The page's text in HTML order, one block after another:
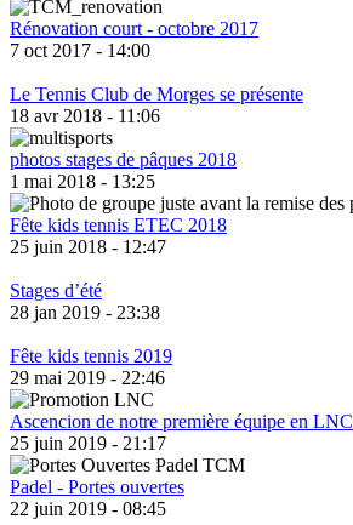
Rénovation court - octobre 2017
7 oct 2017 - 14:00
Le Tennis Club de Morges se présente
18 avr 2018 - 11:06
photos stages de pâques 2018
1 mai 2018 - 13:25
Fête kids tennis ETEC 2018
25 juin 2018 - 12:47
Stages d’été
28 jan 2019 - 23:38
Fête kids tennis 2019
29 mai 2019 - 22:46
Ascencion de notre première équipe en LNC
25 juin 2019 - 21:17
Padel - Portes ouvertes
22 juin 2019 - 08:45